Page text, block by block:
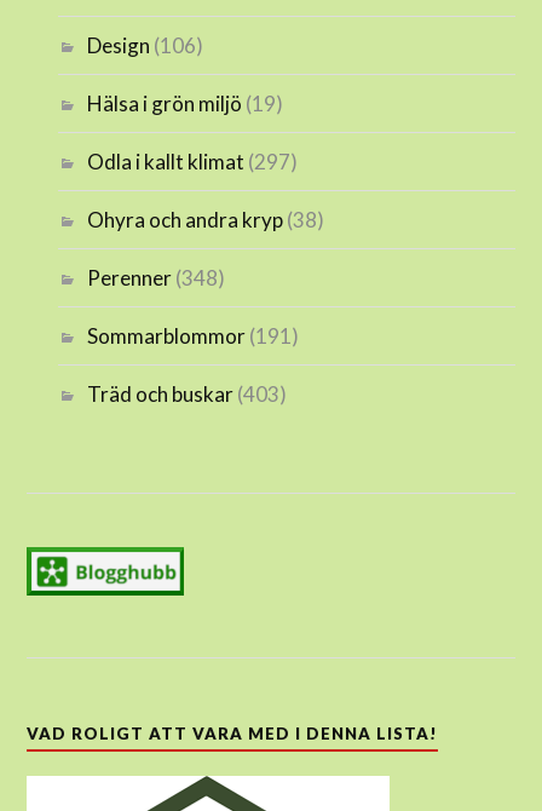
Design (106)
Hälsa i grön miljö (19)
Odla i kallt klimat (297)
Ohyra och andra kryp(38)
Perenner(348)
Sommarblommor(191)
Träd och buskar(403)
VAD ROLIGT ATT VARA MED I DENNA LISTA!